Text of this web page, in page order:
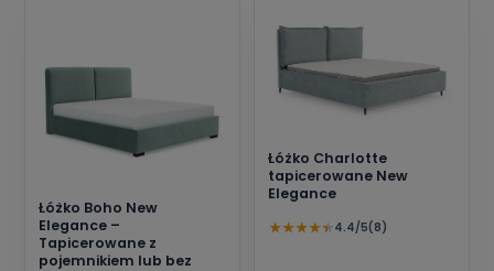
Łóżko Boho New
Elegance –
Tapicerowane z
pojemnikiem lub bez
Łóżko Charlotte
tapicerowane New
Elegance
★★★★★ 4.4/5(8)